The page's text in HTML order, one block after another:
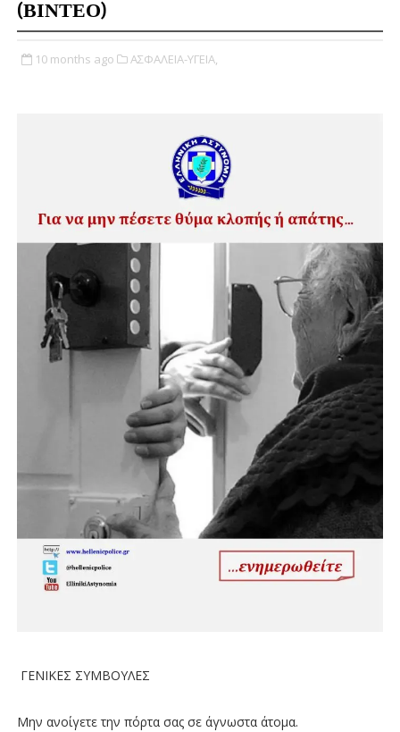
(ΒΙΝΤΕΟ)
10 months ago ΑΣΦΑΛΕΙΑ-ΥΓΕΙΑ,
ΓΕΝΙΚΕΣ ΣΥΜΒΟΥΛΕΣ
Μην ανοίγετε την πόρτα σας σε άγνωστα άτομα.